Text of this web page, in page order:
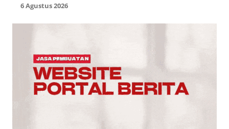
6 Agustus 2026